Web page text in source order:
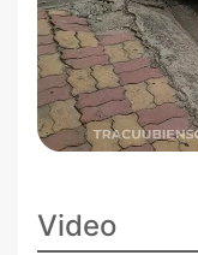
Video